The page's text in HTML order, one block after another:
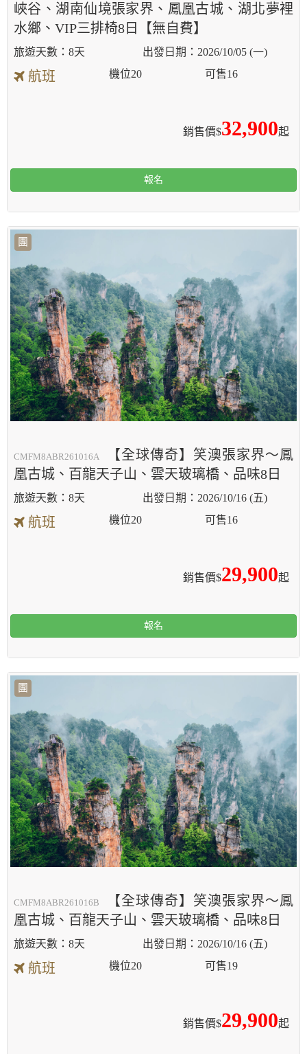
峽谷、湖南仙境張家界、鳳凰古城、湖北夢裡
水鄉、VIP三排椅8日【無自費】
8天 2026/10/05 (一)
航班
銷售價$32,900起
機位20 可售16
報名
團
CMFM8ABR261016A
【全球傳奇】笑澳張家界～鳳
凰古城、百龍天子山、雲天玻璃橋、品味8日
8天 2026/10/16 (五)
航班
銷售價$29,900起
機位20 可售16
報名
團
CMFM8ABR261016B
【全球傳奇】笑澳張家界～鳳
凰古城、百龍天子山、雲天玻璃橋、品味8日
8天 2026/10/16 (五)
航班
銷售價$29,900起
機位20 可售19